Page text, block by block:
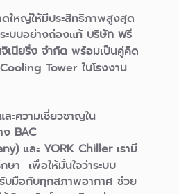
ดใหญ่ให้มีประสิทธิภาพสูงสุด
ะบบอย่างถ่องแท้ บริษัท พรี
เนียริ่ง จำกัด พร้อมเป็นคู่คิด
Tower ในโรงงาน
ะความเชี่ยวชาญใน
ง BAC
และ YORK Chillerเรามี
ษา เพื่อให้มั่นใจว่าระบบ
บมือกับทุกสภาพอากาศ ช่วย